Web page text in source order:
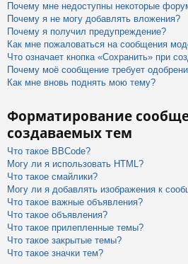
Почему мне недоступны некоторые
Почему я не могу добавлять вложения?
Почему я получил предупреждение?
Как мне пожаловаться на сообщения
Что означает кнопка «Сохранить» при
Почему моё сообщение требует
Как мне вновь поднять мою тему?
Форматирование
создаваемых тем
Что такое BBCode?
Могу ли я использовать HTML?
Что такое смайлики?
Могу ли я добавлять изображения к
Что такое важные объявления?
Что такое объявления?
Что такое прилепленные темы?
Что такое закрытые темы?
Что такое значки тем?